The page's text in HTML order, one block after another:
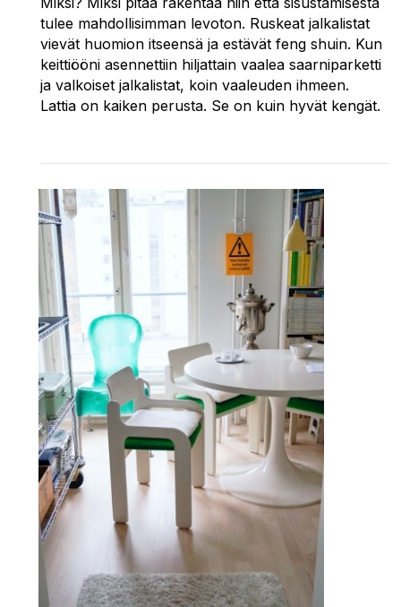
tulee mahdollisimman levoton. Ruskeat jalkalistat
vievät huomion itseensä ja estävät feng shuin. Kun
keittiööni asennettiin hiljattain vaalea saarniparketti
ja valkoiset jalkalistat, koin vaaleuden ihmeen.
Lattia on kaiken perusta. Se on kuin hyvät kengät.